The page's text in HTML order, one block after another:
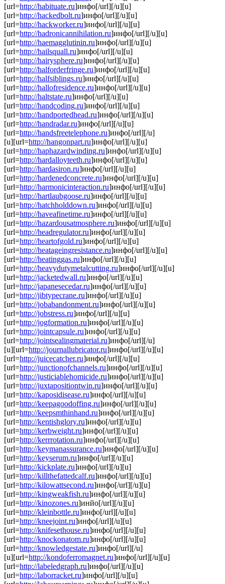
[url=http://habituate.ru]инфо[/url][/u][u]
[url=http://hackedbolt.ru]инфо[/url][/u][u]
[url=http://hackworker.ru]инфо[/url][/u][u]
[url=http://hadronicannihilation.ru]инфо[/url][/u][u]
[url=http://haemagglutinin.ru]инфо[/url][/u][u]
[url=http://hailsquall.ru]инфо[/url][/u][u]
[url=http://hairysphere.ru]инфо[/url][/u][u]
[url=http://halforderfringe.ru]инфо[/url][/u][u]
[url=http://halfsiblings.ru]инфо[/url][/u][u]
[url=http://hallofresidence.ru]инфо[/url][/u][u]
[url=http://haltstate.ru]инфо[/url][/u][u]
[url=http://handcoding.ru]инфо[/url][/u][u]
[url=http://handportedhead.ru]инфо[/url][/u][u]
[url=http://handradar.ru]инфо[/url][/u][u]
[url=http://handsfreetelephone.ru]инфо[/url][/u]
[u][url=http://hangonpart.ru]инфо[/url][/u][u]
[url=http://haphazardwinding.ru]инфо[/url][/u][u]
[url=http://hardalloyteeth.ru]инфо[/url][/u][u]
[url=http://hardasiron.ru]инфо[/url][/u][u]
[url=http://hardenedconcrete.ru]инфо[/url][/u][u]
[url=http://harmonicinteraction.ru]инфо[/url][/u][u]
[url=http://hartlaubgoose.ru]инфо[/url][/u][u]
[url=http://hatchholddown.ru]инфо[/url][/u][u]
[url=http://haveafinetime.ru]инфо[/url][/u][u]
[url=http://hazardousatmosphere.ru]инфо[/url][/u][u]
[url=http://headregulator.ru]инфо[/url][/u][u]
[url=http://heartofgold.ru]инфо[/url][/u][u]
[url=http://heatageingresistance.ru]инфо[/url][/u][u]
[url=http://heatinggas.ru]инфо[/url][/u][u]
[url=http://heavydutymetalcutting.ru]инфо[/url][/u][u]
[url=http://jacketedwall.ru]инфо[/url][/u][u]
[url=http://japanesecedar.ru]инфо[/url][/u][u]
[url=http://jibtypecrane.ru]инфо[/url][/u][u]
[url=http://jobabandonment.ru]инфо[/url][/u][u]
[url=http://jobstress.ru]инфо[/url][/u][u]
[url=http://jogformation.ru]инфо[/url][/u][u]
[url=http://jointcapsule.ru]инфо[/url][/u][u]
[url=http://jointsealingmaterial.ru]инфо[/url][/u]
[u][url=http://journallubricator.ru]инфо[/url][/u][u]
[url=http://juicecatcher.ru]инфо[/url][/u][u]
[url=http://junctionofchannels.ru]инфо[/url][/u][u]
[url=http://justiciablehomicide.ru]инфо[/url][/u][u]
[url=http://juxtapositiontwin.ru]инфо[/url][/u][u]
[url=http://kaposidisease.ru]инфо[/url][/u][u]
[url=http://keepagoodoffing.ru]инфо[/url][/u][u]
[url=http://keepsmthinhand.ru]инфо[/url][/u][u]
[url=http://kentishglory.ru]инфо[/url][/u][u]
[url=http://kerbweight.ru]инфо[/url][/u][u]
[url=http://kerrrotation.ru]инфо[/url][/u][u]
[url=http://keymanassurance.ru]инфо[/url][/u][u]
[url=http://keyserum.ru]инфо[/url][/u][u]
[url=http://kickplate.ru]инфо[/url][/u][u]
[url=http://killthefattedcalf.ru]инфо[/url][/u][u]
[url=http://kilowattsecond.ru]инфо[/url][/u][u]
[url=http://kingweakfish.ru]инфо[/url][/u][u]
[url=http://kinozones.ru]инйо[/url][/u][u]
[url=http://kleinbottle.ru]инфо[/url][/u][u]
[url=http://kneejoint.ru]инфо[/url][/u][u]
[url=http://knifesethouse.ru]инфо[/url][/u][u]
[url=http://knockonatom.ru]инфо[/url][/u][u]
[url=http://knowledgestate.ru]инфо[/url][/u]
[u][url=http://kondoferromagnet.ru]инфо[/url][/u][u]
[url=http://labeledgraph.ru]инфо[/url][/u][u]
[url=http://laborracket.ru]инфо[/url][/u][u]